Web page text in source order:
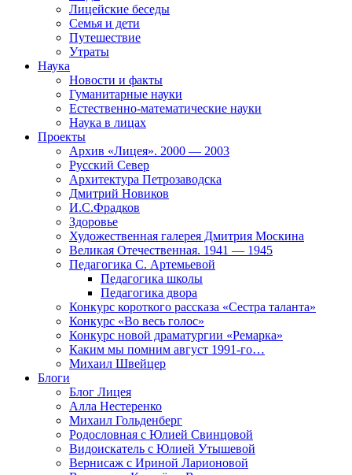
Лицейские беседы
Семья и дети
Путешествие
Утраты
Наука
Новости и факты
Гуманитарные науки
Естественно-математические науки
Наука в лицах
Проекты
Архив «Лицея». 2000 — 2003
Русский Север
Архитектура Петрозаводска
Дмитрий Новиков
И.С.Фрадков
Здоровье
Художественная галерея Дмитрия Москина
Великая Отечественная. 1941 — 1945
Педагогика С. Артемьевой
Педагогика школы
Педагогика двора
Конкурс короткого рассказа «Сестра таланта»
Конкурс «Во весь голос»
Конкурс новой драматургии «Ремарка»
Каким мы помним август 1991-го…
Михаил Швейцер
Блоги
Блог Лицея
Алла Нестеренко
Михаил Гольденберг
Родословная с Юлией Свинцовой
Видоискатель с Юлией Утышевой
Вернисаж с Ириной Ларионовой